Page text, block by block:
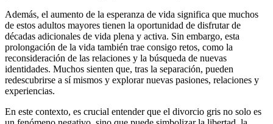
Además, el aumento de la esperanza de vida significa que muchos
de estos adultos mayores tienen la oportunidad de disfrutar de
décadas adicionales de vida plena y activa. Sin embargo, esta
prolongación de la vida también trae consigo retos, como la
reconsideración de las relaciones y la búsqueda de nuevas
identidades. Muchos sienten que, tras la separación, pueden
redescubrirse a sí mismos y explorar nuevas pasiones, relaciones y
experiencias.
En este contexto, es crucial entender que el divorcio gris no solo es